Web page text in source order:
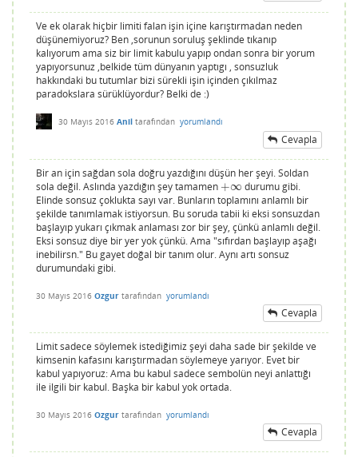
Ve ek olarak hiçbir limiti falan işin içine karıştırmadan neden
düşünemiyoruz? Ben ,sorunun soruluş şeklinde tıkanıp
kalıyorum ama siz bir limit kabulu yapıp ondan sonra bir yorum
yapıyorsunuz ,belkide tüm dünyanın yaptıgı , sonsuzluk
hakkındaki bu tutumlar bizi sürekli işin içinden çıkılmaz
paradokslara sürüklüyordur? Belki de :)
30 Mayıs 2016 Anil tarafından yorumlandı
Cevapla
Bir an için sağdan sola doğru yazdığını düşün her şeyi. Soldan
sola değil. Aslında yazdığın şey tamamen +∞
+∞
durumu gibi.
Elinde sonsuz çoklukta sayı var. Bunların toplamını anlamlı bir
şekilde tanımlamak istiyorsun. Bu soruda tabii ki eksi sonsuzdan
başlayıp yukarı çıkmak anlaması zor bir şey, çünkü anlamlı değil.
Eksi sonsuz diye bir yer yok çünkü. Ama "sıfırdan başlayıp aşağı
inebilirsn." Bu gayet doğal bir tanım olur. Aynı artı sonsuz
durumundaki gibi.
30 Mayıs 2016 Ozgur tarafından yorumlandı
Cevapla
Limit sadece söylemek istediğimiz şeyi daha sade bir şekilde ve
kimsenin kafasını karıştırmadan söylemeye yarıyor. Evet bir
kabul yapıyoruz: Ama bu kabul sadece sembolün neyi anlattığı
ile ilgili bir kabul. Başka bir kabul yok ortada.
30 Mayıs 2016 Ozgur tarafından yorumlandı
Cevapla